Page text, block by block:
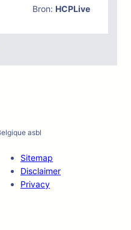
Bron: HCPLive
asbl
Sitemap
Disclaimer
Privacy